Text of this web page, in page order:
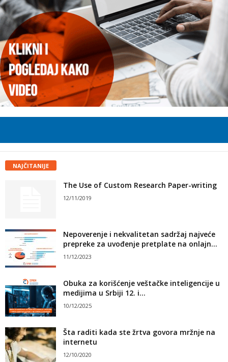
NAJČITANIJE
The Use of Custom Research Paper-writing
12/11/2019
Nepoverenje i nekvalitetan sadržaj najveće
prepreke za uvođenje pretplate na onlajn...
11/12/2023
Obuka za korišćenje veštačke inteligencije u
medijima u Srbiji 12. i...
10/12/2025
Šta raditi kada ste žrtva govora mržnje na
internetu
12/10/2020